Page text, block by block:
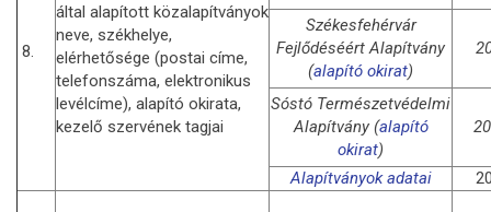
8.
által alapított közalapítványok
neve, székhelye,
elérhetősége (postai címe,
telefonszáma, elektronikus
levélcíme), alapító okirata,
kezelő szervének tagjai
Székesfehérvár
Fejlődéséért Alapítvány
(alapító okirat)
Sóstó Természetvédelmi
Alapítvány (alapító
okirat)
Alapítványok adatai